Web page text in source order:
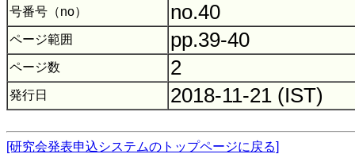
号番号（no） no.40
ページ範囲 pp.39-40
ページ数 2
発行日 2018-11-21 (IST)
[研究会発表申込システムのトップページに戻る]